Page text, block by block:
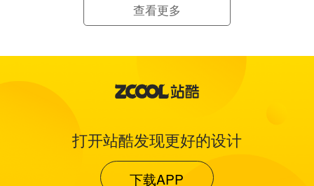
查看更多
打开站酷发现更好的设计
下载APP